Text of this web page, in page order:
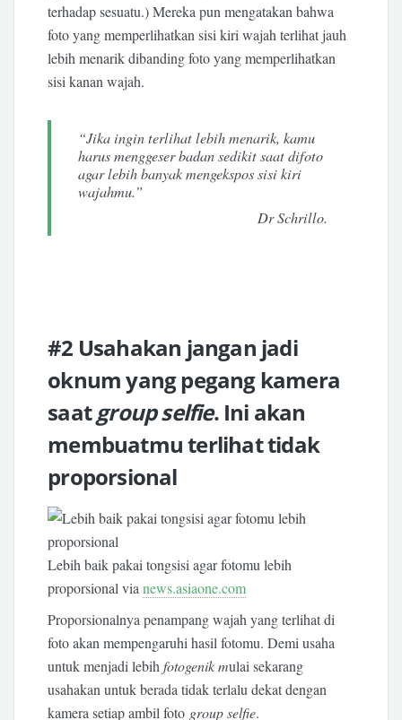
terhadap sesuatu.) Mereka pun mengatakan bahwa
foto yang memperlihatkan sisi kiri wajah terlihat jauh
lebih menarik dibanding foto yang memperlihatkan
sisi kanan wajah.
“Jika ingin terlihat lebih menarik, kamu
harus menggeser badan sedikit saat difoto
agar lebih banyak mengekspos sisi kiri
wajahmu.”
Dr Schrillo.
#2 Usahakan jangan jadi
oknum yang pegang kamera
saatgroup selfie. Ini akan
membuatmu terlihat tidak
proporsional
Lebih baik pakai tongsisi agar fotomu lebih
proporsional vianews.asiaone.com
Proporsionalnya penampang wajah yang terlihat di
foto akan mempengaruhi hasil fotomu. Demi usaha
untuk menjadi lebihfotogenik mulai sekarang
usahakan untuk berada tidak terlalu dekat dengan
kamera setiap ambil foto group selfie.